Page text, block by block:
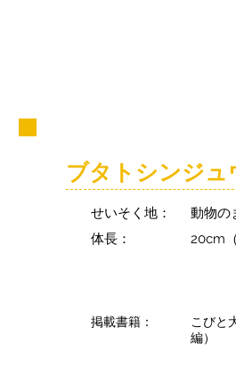
ブタトシンジュ
せいそく地：
体長：
動物の
20cm
掲載書籍：
こびと
編）